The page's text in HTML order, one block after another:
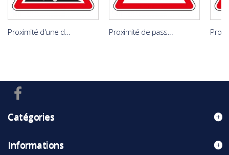
Proximité d'une d... Proximité de pass...
Catégories
Informations